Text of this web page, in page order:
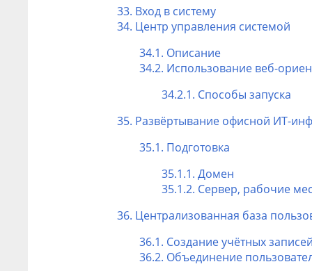
33. Вход в систему
34. Центр управления системой
34.1. Описание
34.2. Использование веб-
34.2.1. Способы запуска
35. Развёртывание офисной ИТ-
35.1. Подготовка
35.1.1. Домен
35.1.2. Сервер, рабочие
36. Централизованная база
36.1. Создание учётных
36.2. Объединение